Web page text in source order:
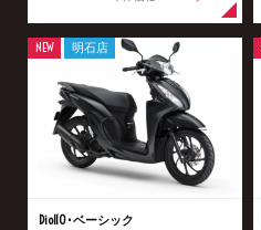
Dio110･ベーシック
NEW 明石店